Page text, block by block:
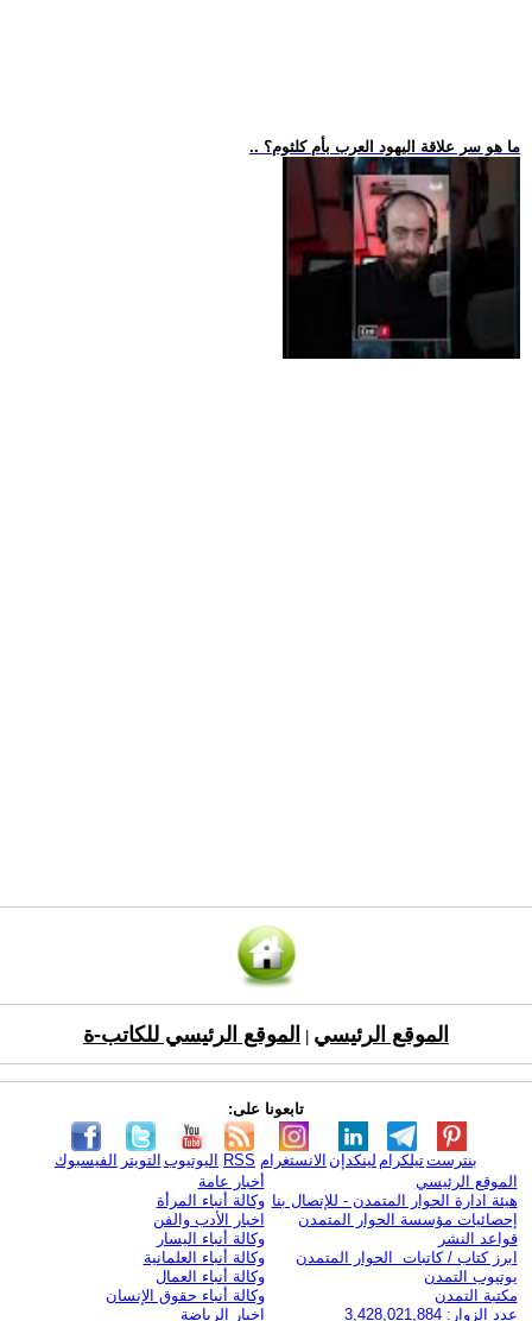
.. ما هو سر علاقة اليهود العرب بأم كلثوم؟
الموقع الرئيسي الموقع الرئيسي للكاتب-ة
تابعونا على:
الفيسبوك التويتر اليوتيوب RSS الانستغرام لينكدإن تيلكرامبنترست
الموقع الرئيسي
هيئة ادارة الحوار المتمدن - للإتصال بنا
إحصائيات مؤسسة الحوار المتمدن
قواعد النشر
ابرز كتاب / كاتبات الحوار المتمدن
يوتيوب التمدن
مكتبة التمدن
عدد الزوار: 3,428,021,884
أخبار عامة
وكالة أنباء المرأة
اخبار الأدب والفن
وكالة أنباء اليسار
وكالة أنباء العلمانية
وكالة أنباء العمال
وكالة أنباء حقوق الإنسان
اخبار الرياضة